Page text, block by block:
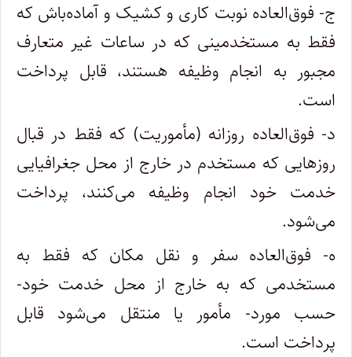
ج- فوق‌العاده نوبت کاری و کشیک و آماده‌باش که
فقط به مستخدمینی که در ساعات غیر متعارف
مجبور به انجام وظیفه هستند، قابل پرداخت
است.
‌د- فوق‌العاده روزانه (‌مأموریت) که فقط در قبال
روزهایی که مستخدم در خارج از محل جغرافیایی
خدمت خود انجام وظیفه می‌کنند، پرداخت
می‌شود.
ه- فوق‌العاده سفر و نقل مکان که فقط به
مستخدمی که به خارج از محل خدمت خود-
حسب مورد- مأمور یا منتقل می‌شود قابل
پرداخت است.